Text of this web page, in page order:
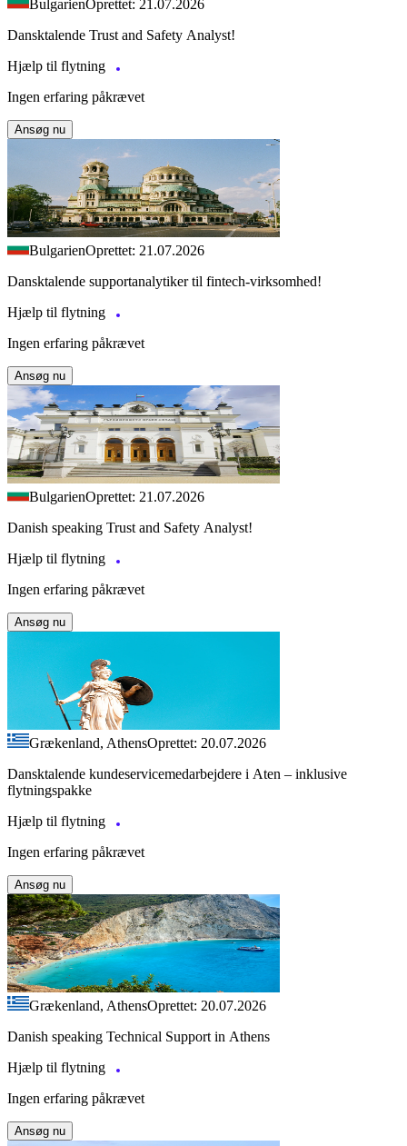
BulgarienOprettet: 21.07.2026
Dansktalende Trust and Safety Analyst!
Hjælp til flytning
Ingen erfaring påkrævet
Ansøg nu
BulgarienOprettet: 21.07.2026
Dansktalende supportanalytiker til fintech-virksomhed!
Hjælp til flytning
Ingen erfaring påkrævet
Ansøg nu
BulgarienOprettet: 21.07.2026
Danish speaking Trust and Safety Analyst!
Hjælp til flytning
Ingen erfaring påkrævet
Ansøg nu
Grækenland, AthensOprettet: 20.07.2026
Dansktalende kundeservicemedarbejdere i Aten – inklusive
flytningspakke
Hjælp til flytning
Ingen erfaring påkrævet
Ansøg nu
Grækenland, AthensOprettet: 20.07.2026
Danish speaking Technical Support in Athens
Hjælp til flytning
Ingen erfaring påkrævet
Ansøg nu